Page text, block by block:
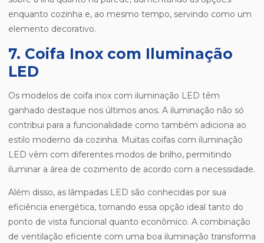
enquanto cozinha e, ao mesmo tempo, servindo como um
elemento decorativo.
7. Coifa Inox com Iluminação
LED
Os modelos de coifa inox com iluminação LED têm
ganhado destaque nos últimos anos. A iluminação não só
contribui para a funcionalidade como também adiciona ao
estilo moderno da cozinha. Muitas coifas com iluminação
LED vêm com diferentes modos de brilho, permitindo
iluminar a área de cozimento de acordo com a necessidade.
Além disso, as lâmpadas LED são conhecidas por sua
eficiência energética, tornando essa opção ideal tanto do
ponto de vista funcional quanto econômico. A combinação
de ventilação eficiente com uma boa iluminação transforma